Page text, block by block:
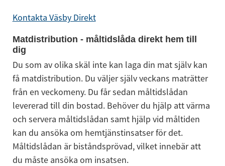
Kontakta Väsby Direkt
Matdistribution - måltidslåda direkt hem till
dig
Du som av olika skäl inte kan laga din mat själv kan
få matdistribution. Du väljer själv veckans maträtter
från en veckomeny. Du får sedan måltidslådan
levererad till din bostad. Behöver du hjälp att värma
och servera måltidslådan samt hjälp vid måltiden
kan du ansöka om hemtjänstinsatser för det.
Måltidslådan är biståndsprövad, vilket innebär att
du måste ansöka om insatsen.